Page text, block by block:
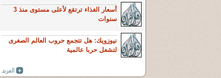
أسعار الغذاء ترتقع لأعلى مستوى منذ 3
سنوات
نيوزويك: هل تتجمع حروب العالم الصغرى
لتشعل حربا عالمية